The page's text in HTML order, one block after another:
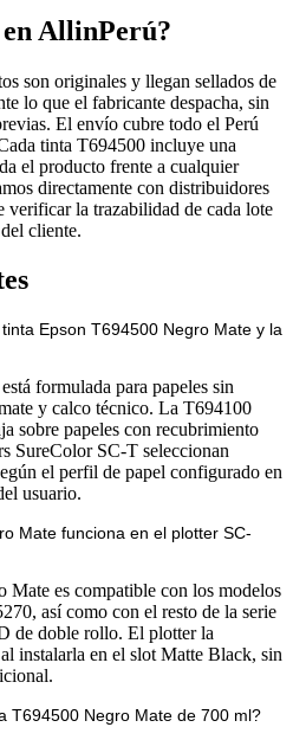
AllinPerú?
son originales y llegan sellados de
lo que el fabricante despacha, sin
El envío cubre todo el Perú
tinta T694500 incluye una
el producto frente a cualquier
directamente con distribuidores
verificar la trazabilidad de cada lote
cliente.
Epson T694500 Negro Mate y la
formulada para papeles sin
y calco técnico. La T694100
sobre papeles con recubrimiento
SureColor SC-T seleccionan
el perfil de papel configurado en
usuario.
Mate funciona en el plotter SC-
es compatible con los modelos
así como con el resto de la serie
de doble rollo. El plotter la
instalarla en el slot Matte Black, sin
T694500 Negro Mate de 700 ml?